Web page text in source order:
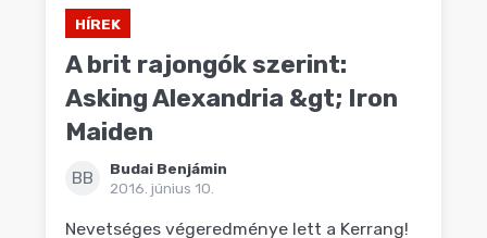
HÍREK
A brit rajongók szerint:
Asking Alexandria &gt; Iron
Maiden
BB
Budai Benjámin
2016. június 10.
Nevetséges végeredménye lett a Kerrang!